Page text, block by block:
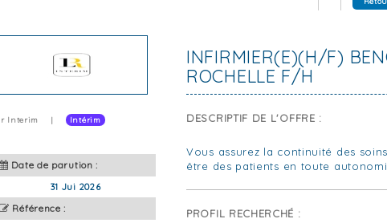
INFIRMIER(E)(H/F)
ROCHELLE F/H
Interim | Intérim
Date de parution :
31 Jui 2026
Référence :
DESCRIPTIF DE L'OFFRE :
Vous assurez la continuité des
être des patients en toute
PROFIL RECHERCHÉ :